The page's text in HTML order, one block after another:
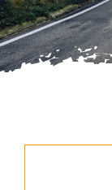
Multimedia